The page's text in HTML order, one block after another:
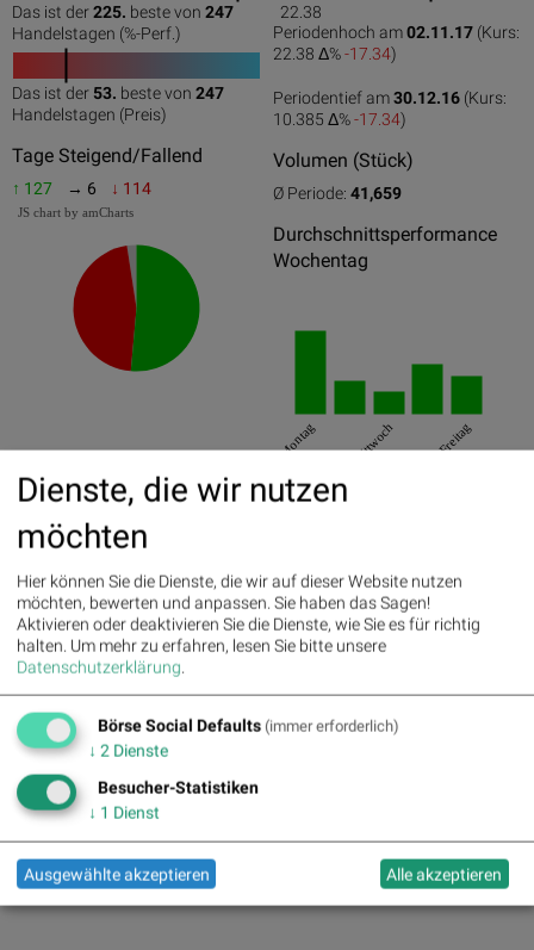
Das ist der225. beste von 247
Handelstagen (%-Perf.)
Das ist der 53. beste von 247
Handelstagen (Preis)
Tage Steigend/Fallend
↑ 127 → 6 ↓ 114
JS chart by amCharts
0 100
22.38
Periodenhoch am02.11.17 (Kurs:
22.38 Δ%-17.34)
Periodentief am30.12.16 (Kurs:
10.385 Δ%-17.34)
Volumen (Stück)
Ø Periode: 41,659
Durchschnittsperformance
Wochentag
Montag Mittwoch Freitag
Best/Worst Days
24.11.2017 6.49%
25.04.2017 5.98%
09.11.2017 -6.85%
31.07.2017 -4.3%
Pics
Dienste, die wir nutzen
möchten
Hier können Sie die Dienste, die wir auf dieser Website nutzen
möchten, bewerten und anpassen. Sie haben das Sagen!
Aktivieren oder deaktivieren Sie die Dienste, wie Sie es für richtig
halten. Um mehr zu erfahren, lesen Sie bitte unsere
Datenschutzerklärung.
Börse Social Defaults (immer erforderlich)
↓ 2 Dienste
Besucher-Statistiken
↓ 1 Dienst
Ausgewählte akzeptieren Alle akzeptieren